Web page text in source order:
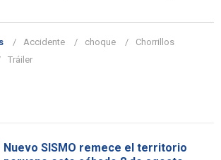
Accidente choque
Chorrillos
Tráiler
Nuevo SISMO remece el territorio